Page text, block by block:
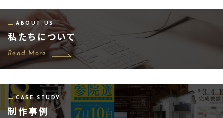
ABOUT US
私たちについて
Read More
CASE STUDY
制作事例